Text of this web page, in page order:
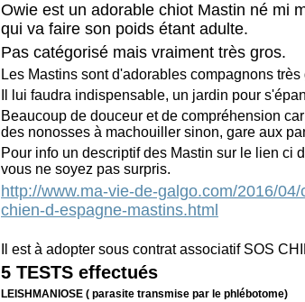
Owie est un adorable chiot Mastin né mi
qui va faire son poids étant adulte.
Pas catégorisé mais vraiment très gros.
Les Mastins sont d'adorables compagnons très
Il lui faudra indispensable, un jardin pour
Beaucoup de douceur et de compréhension
des nonosses à machouiller sinon, gare aux
Pour info un descriptif des Mastin sur le lien ci
vous ne soyez pas surpris.
http://www.ma-vie-de-galgo.com/2016/
chien-d-espagne-mastins.html
Il est à adopter sous contrat associatif SOS
5 TESTS effectués
LEISHMANIOSE ( parasite transmise par le phlébotome)